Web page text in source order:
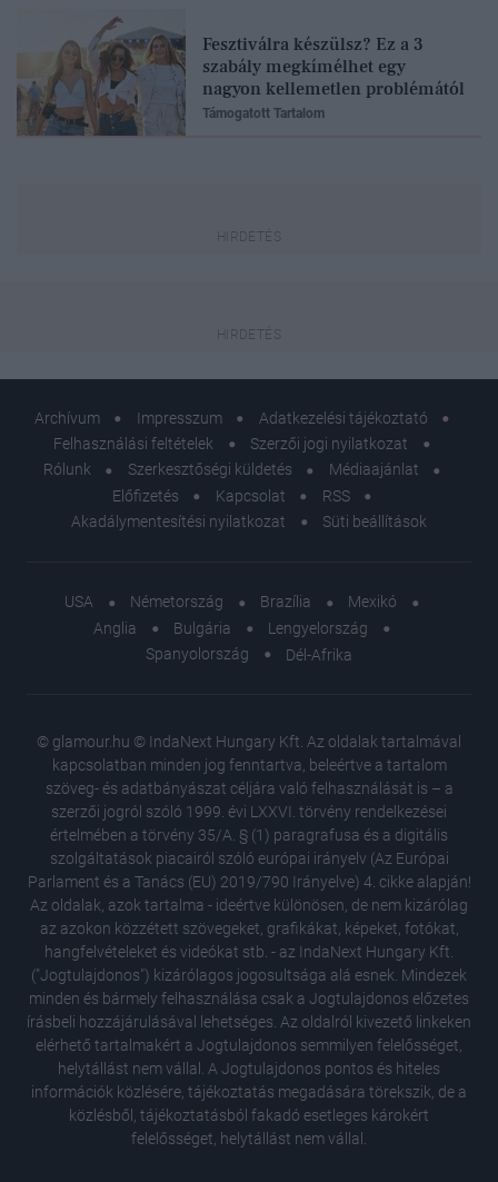
Fesztiválra készülsz? Ez a 3
szabály megkímélhet egy
nagyon kellemetlen problémától
Támogatott Tartalom
Archívum Impresszum
Adatkezelési tájékoztató
Felhasználási feltételek
Szerzői jogi nyilatkozat
Rólunk
Szerkesztőségi küldetés
Médiaajánlat
Előfizetés
Kapcsolat
RSS
Akadálymentesítési nyilatkozat
Süti beállítások
USA Németország Brazília
Mexikó
Anglia
Bulgária
Lengyelország
Spanyolország
Dél-Afrika
© glamour.hu © IndaNext Hungary Kft. Az oldalak tartalmával
kapcsolatban minden jog fenntartva, beleértve a tartalom
szöveg- és adatbányászat céljára való felhasználását is – a
szerzői jogról szóló 1999. évi LXXVI. törvény rendelkezései
értelmében a törvény 35/A. § (1) paragrafusa és a digitális
szolgáltatások piacairól szóló európai irányelv (Az Európai
Parlament és a Tanács (EU) 2019/790 Irányelve) 4. cikke alapján!
Az oldalak, azok tartalma - ideértve különösen, de nem kizárólag
az azokon közzétett szövegeket, grafikákat, képeket, fotókat,
hangfelvételeket és videókat stb. - az IndaNext Hungary Kft.
("Jogtulajdonos") kizárólagos jogosultsága alá esnek. Mindezek
minden és bármely felhasználása csak a Jogtulajdonos előzetes
írásbeli hozzájárulásával lehetséges. Az oldalról kivezető linkeken
elérhető tartalmakért a Jogtulajdonos semmilyen felelősséget,
helytállást nem vállal. A Jogtulajdonos pontos és hiteles
információk közlésére, tájékoztatás megadására törekszik, de a
közlésből, tájékoztatásból fakadó esetleges károkért
felelősséget, helytállást nem vállal.